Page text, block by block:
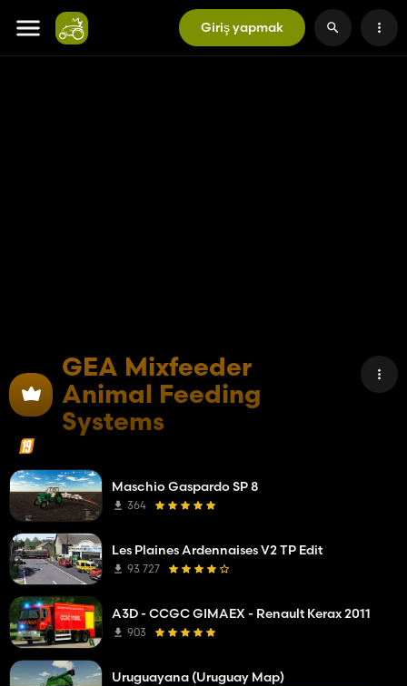
Giriş yapmak
GEA Mixfeeder
Animal Feeding
Systems
Maschio Gaspardo SP 8
364
Les Plaines Ardennaises V2 TP Edit
93 727
A3D - CCGC GIMAEX - Renault Kerax 2011
903
Uruguayana (Uruguay Map)